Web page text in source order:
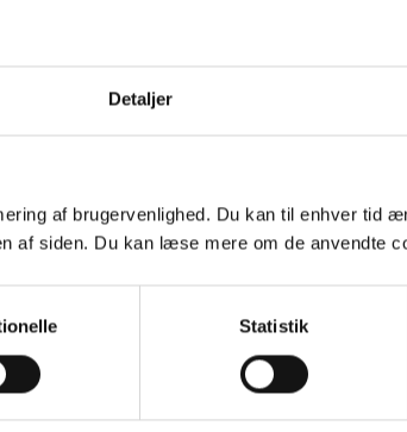
Detaljer
af brugervenlighed. Du kan til enhver tid
af siden. Du kan læse mere om de anvendte
Statistik
jeg
Vi
vat.
op
papsøskende og
på Vejlby Skole, var
stile. Efter
og medievidenskab
optaget på
en rejse til Indien.
Københavns
fra hendes egen
antipati for hinanden, hvad
misforståelsen sted.
sammen i kraft af en
som man vælger